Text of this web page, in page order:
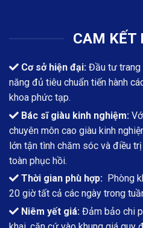
CAM KẾT
Cơ sở hiện đại: Đầu tư trang
năng đủ tiêu chuẩn tiến hành
khoa phức tạp.
Bác sĩ giàu kinh nghiệm:
chuyên môn cao giàu kinh
lớn tận tình chăm sóc và điều
toàn phục hồi.
Thời gian phù hợp: Phòng
20 giờ tất cả các ngày trong
Niêm yết giá: Đảm bảo chi